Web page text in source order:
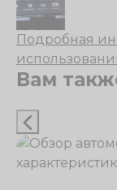
Подробная
Вам